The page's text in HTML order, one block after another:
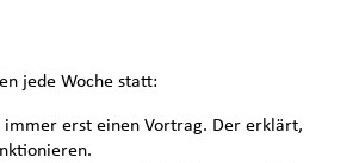
jede Woche statt:
immer erst einen Vortrag. Der erklärt,